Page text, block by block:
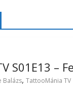
S01E13 –
Balázs, TattooMánia TV